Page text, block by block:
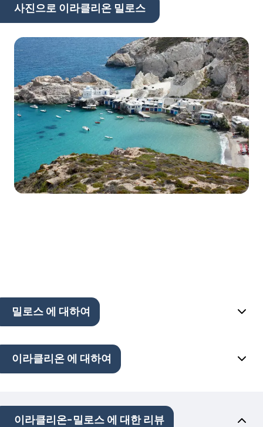
사진으로 이라클리온 밀로스
밀로스 에 대하여
이라클리온 에 대하여
이라클리온-밀로스 에 대한 리뷰